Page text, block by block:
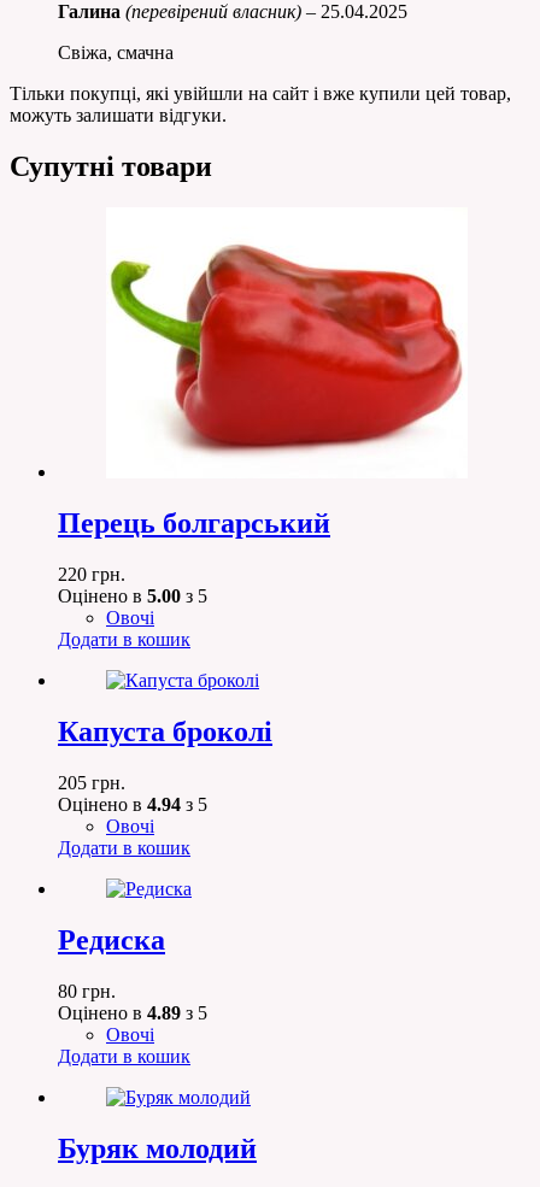
Галина (перевірений власник) – 25.04.2025
Свіжа, смачна
Тільки покупці, які увійшли на сайт і вже купили цей товар,
можуть залишати відгуки.
Супутні товари
Перець болгарський
220 грн.
Оцінено в 5.00 з 5
Овочі
Додати в кошик
Капуста броколі
205 грн.
Оцінено в 4.94 з 5
Овочі
Додати в кошик
Редиска
80 грн.
Оцінено в 4.89 з 5
Овочі
Додати в кошик
Буряк молодий